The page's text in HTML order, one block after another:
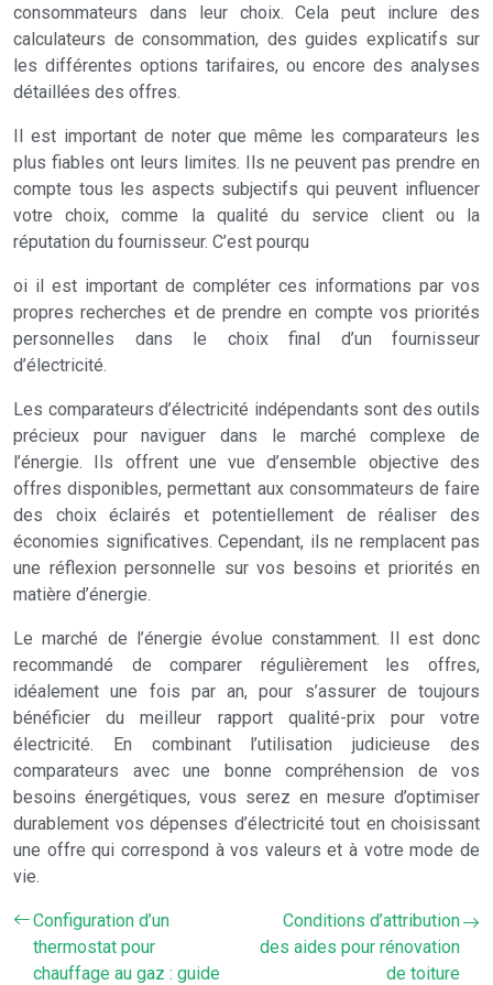
consommateurs dans leur choix. Cela peut inclure des
calculateurs de consommation, des guides explicatifs sur
les différentes options tarifaires, ou encore des analyses
détaillées des offres.
Il est important de noter que même les comparateurs les
plus fiables ont leurs limites. Ils ne peuvent pas prendre en
compte tous les aspects subjectifs qui peuvent influencer
votre choix, comme la qualité du service client ou la
réputation du fournisseur. C’est pourqu
oi il est important de compléter ces informations par vos
propres recherches et de prendre en compte vos priorités
personnelles dans le choix final d’un fournisseur
d’électricité.
Les comparateurs d’électricité indépendants sont des outils
précieux pour naviguer dans le marché complexe de
l’énergie. Ils offrent une vue d’ensemble objective des
offres disponibles, permettant aux consommateurs de faire
des choix éclairés et potentiellement de réaliser des
économies significatives. Cependant, ils ne remplacent pas
une réflexion personnelle sur vos besoins et priorités en
matière d’énergie.
Le marché de l’énergie évolue constamment. Il est donc
recommandé de comparer régulièrement les offres,
idéalement une fois par an, pour s’assurer de toujours
bénéficier du meilleur rapport qualité-prix pour votre
électricité. En combinant l’utilisation judicieuse des
comparateurs avec une bonne compréhension de vos
besoins énergétiques, vous serez en mesure d’optimiser
durablement vos dépenses d’électricité tout en choisissant
une offre qui correspond à vos valeurs et à votre mode de
vie.
Configuration d’un
thermostat pour
chauffage au gaz : guide
Conditions d’attribution
des aides pour rénovation
de toiture